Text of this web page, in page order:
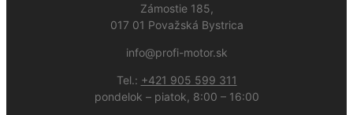
Zámostie 185,
017 01 Považská Bystrica
info@profi-motor.sk
Tel.: +421 905 599 311
pondelok – piatok, 8:00 – 16:00